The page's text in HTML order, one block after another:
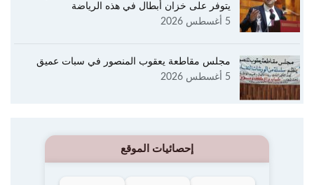
يتوفر على خزان أبطال في هذه الرياضة
5 أغسطس 2026
مجلس مقاطعة يعقوب المنصور في سبات عميق
5 أغسطس 2026
إحصائيات الموقع